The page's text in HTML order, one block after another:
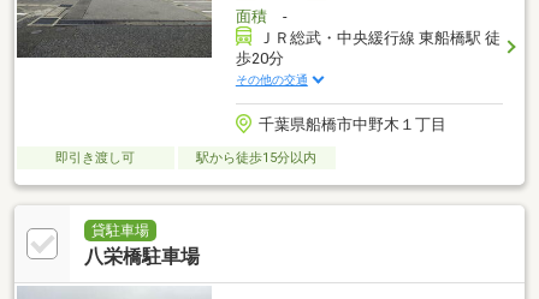
面積-
ＪＲ総武・中央緩行線 東船橋駅 徒
歩20分
その他の交通
千葉県船橋市中野木１丁目
即引き渡し可 駅から徒歩15分以内
貸駐車場
八栄橋駐車場